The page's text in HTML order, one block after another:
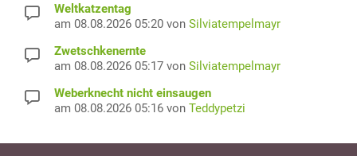
Weltkatzentag
am 08.08.2026 05:20 von Silviatempelmayr
Zwetschkenernte
am 08.08.2026 05:17 von Silviatempelmayr
Weberknecht nicht einsaugen
am 08.08.2026 05:16 von Teddypetzi